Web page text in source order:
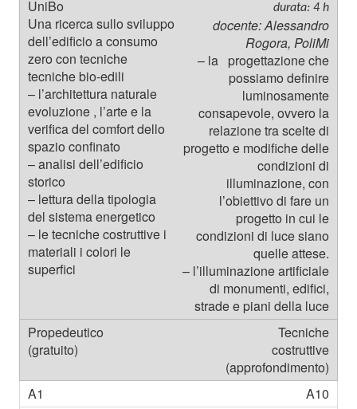
durata: 4 h
docente: Alessandro
Rogora, PoliMi
– la progettazione che
possiamo definire
luminosamente
consapevole, ovvero la
relazione tra scelte di
progetto e modifiche delle
condizioni di
illuminazione, con
l’obiettivo di fare un
progetto in cui le
condizioni di luce siano
quelle attese.
– l’illuminazione artificiale
di monumenti, edifici,
strade e piani della luce
Tecniche
costruttive
(approfondimento)
A10